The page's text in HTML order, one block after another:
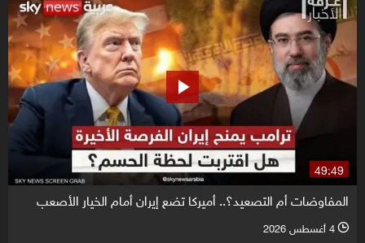
49:49
المفاوضات أم التصعيد؟.. أميركا تضع إيران أمام الخيار الأصعب
l 4 أغسطس 2026